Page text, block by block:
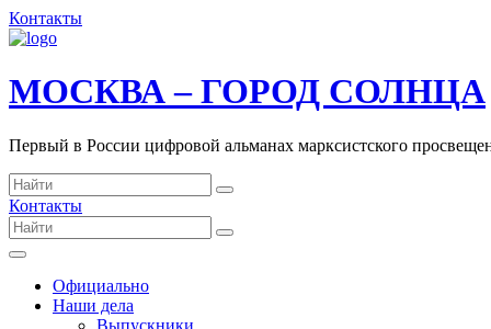
Контакты
МОСКВА – ГОРОД СОЛНЦА
Первый в России цифровой альманах марксистского
Контакты
Официально
Наши дела
Выпускники